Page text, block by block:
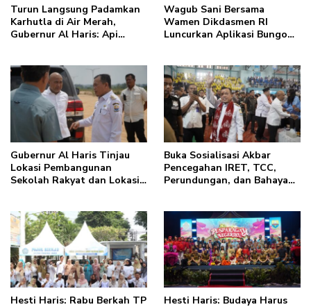
Turun Langsung Padamkan
Karhutla di Air Merah,
Gubernur Al Haris: Api
Wagub Sani Bersama
Wamen Dikdasmen RI
Luncurkan Aplikasi Bungo
Pendidikan di Jambi
Gubernur Al Haris Tinjau
Lokasi Pembangunan
Sekolah Rakyat dan Lokasi
Buka Sosialisasi Akbar
Pencegahan IRET, TCC,
Perundungan, dan Bahaya
anakku bisa jaga diri, 60%
masa depan sudah ada di
tangan”
Hesti Haris: Rabu Berkah TP
Hesti Haris: Budaya Harus